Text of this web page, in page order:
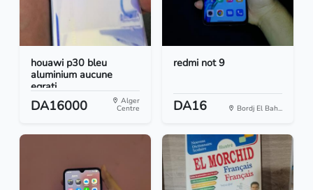
houawi p30 bleu
aluminium aucune
egrati...
DA16000 Alger
Centre
redmi not 9
DA16 Bordj El Bah...